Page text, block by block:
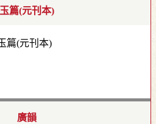
玉篇(元刊本)
廣韻